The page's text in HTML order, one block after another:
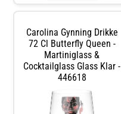
Carolina Gynning Drikke
72 Cl Butterfly Queen -
Martiniglass &
Cocktailglass Glass Klar -
446618